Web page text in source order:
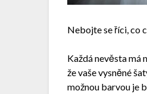
Nebojte se říci, co
Každá nevěsta má
že vaše vysněné
možnou barvou je